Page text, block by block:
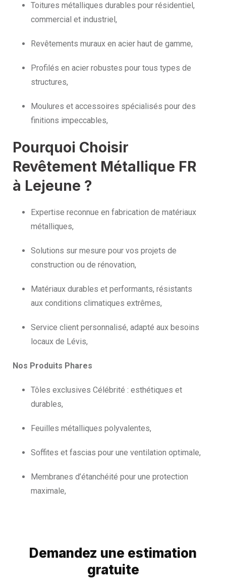
Toitures métalliques durables pour résidentiel,
commercial et industriel,
Revêtements muraux en acier haut de gamme,
Profilés en acier robustes pour tous types de
structures,
Moulures et accessoires spécialisés pour des
finitions impeccables,
Pourquoi Choisir
Revêtement Métallique FR
à Lejeune ?
Expertise reconnue en fabrication de matériaux
métalliques,
Solutions sur mesure pour vos projets de
construction ou de rénovation,
Matériaux durables et performants, résistants
aux conditions climatiques extrêmes,
Service client personnalisé, adapté aux besoins
locaux de Lévis,
Nos Produits Phares
Tôles exclusives Célébrité : esthétiques et
durables,
Feuilles métalliques polyvalentes,
Soffites et fascias pour une ventilation optimale,
Membranes d’étanchéité pour une protection
maximale,
Demandez une estimation
gratuite